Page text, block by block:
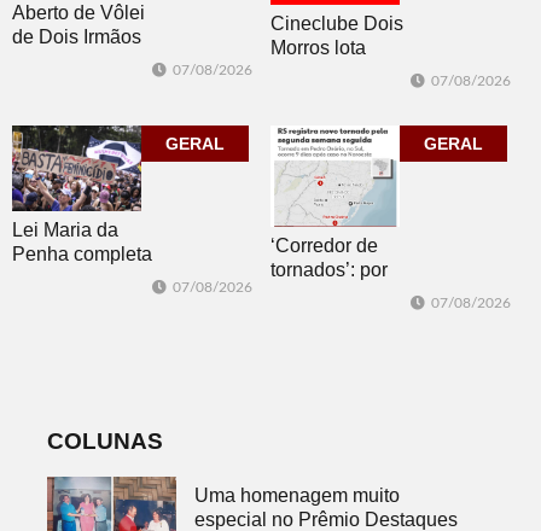
Aberto de Vôlei
de Dois Irmãos
jogos
07/08/2026
Cineclube Dois
Morros lota
corpo que cai”
07/08/2026
GERAL
Lei Maria da
Penha completa
07/08/2026
GERAL
‘Corredor de
tornados’: por
07/08/2026
COLUNAS
Uma homenagem muito
especial no Prêmio Destaques